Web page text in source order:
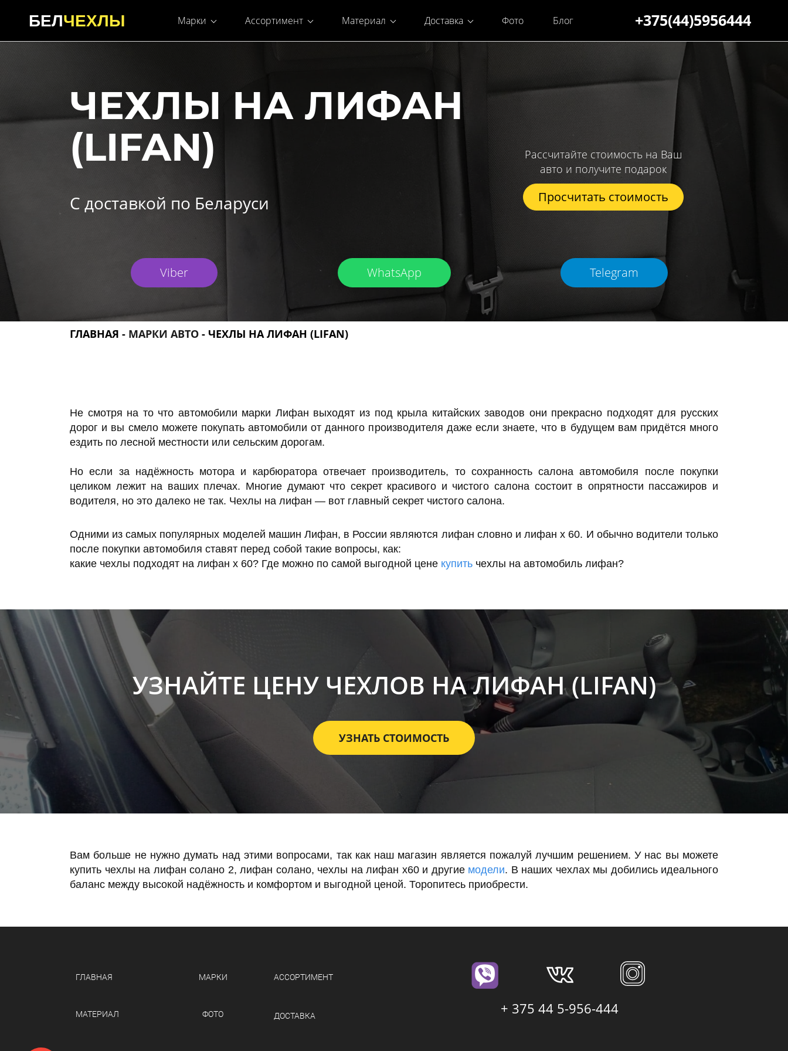
БЕЛЧЕХЛЫ Марки Ассортимент Материал Доставка Фото Блог +375(44)5956444
ЧЕХЛЫ НА ЛИФАН
(LIFAN)
С доставкой по Беларуси
Рассчитайте стоимость на Ваш
авто и получите подарок
Просчитать стоимость
Viber WhatsApp Telegram
ГЛАВНАЯ - МАРКИ АВТО - ЧЕХЛЫ НА ЛИФАН (LIFAN)
Не смотря на то что автомобили марки Лифан выходят из под крыла китайских заводов они прекрасно подходят для русских
дорог и вы смело можете покупать автомобили от данного производителя даже если знаете, что в будущем вам придётся много
ездить по лесной местности или сельским дорогам.
Но если за надёжность мотора и карбюратора отвечает производитель, то сохранность салона автомобиля после покупки
целиком лежит на ваших плечах. Многие думают что секрет красивого и чистого салона состоит в опрятности пассажиров и
водителя, но это далеко не так. Чехлы на лифан — вот главный секрет чистого салона.
Одними из самых популярных моделей машин Лифан, в России являются лифан словно и лифан x 60. И обычно водители только
после покупки автомобиля ставят перед собой такие вопросы, как:
какие чехлы подходят на лифан х 60? Где можно по самой выгодной цене купить чехлы на автомобиль лифан?
УЗНАЙТЕ ЦЕНУ ЧЕХЛОВ НА ЛИФАН (LIFAN)
УЗНАТЬ СТОИМОСТЬ
Вам больше не нужно думать над этими вопросами, так как наш магазин является пожалуй лучшим решением. У нас вы можете
купить чехлы на лифан солано 2, лифан солано, чехлы на лифан х60 и другие модели. В наших чехлах мы добились идеального
баланс между высокой надёжность и комфортом и выгодной ценой. Торопитесь приобрести.
ГЛАВНАЯ
МАТЕРИАЛ
МАРКИ
ФОТО
АССОРТИМЕНТ
ДОСТАВКА + 375 44 5-956-444